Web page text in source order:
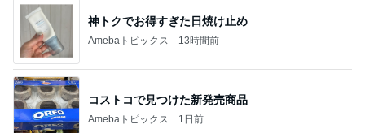
コストコで見つけた新発売商品
Amebaトピックス 1日前
義母の調子が芳しくなく飛んだ海外
Amebaトピックス 1日前